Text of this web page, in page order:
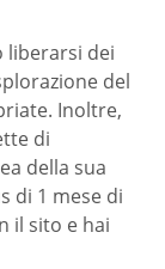
liberarsi dei
del
Inoltre,
di
della sua
di 1 mese di
il sito e hai